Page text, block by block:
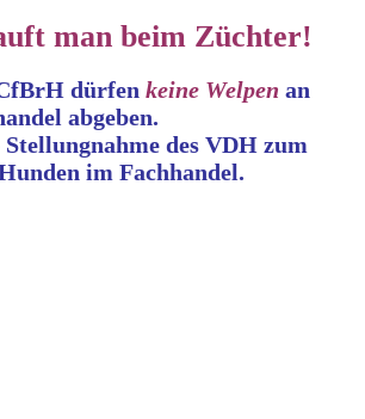
man beim Züchter!
dürfen keine Welpen an
abgeben.
Stellungnahme des VDH zum
im Fachhandel.